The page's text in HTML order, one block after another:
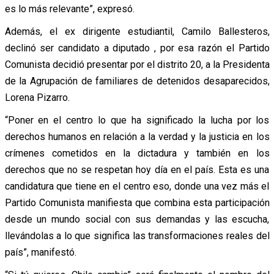
es lo más relevante”, expresó.
Además, el ex dirigente estudiantil, Camilo Ballesteros,
declinó ser candidato a diputado , por esa razón el Partido
Comunista decidió presentar por el distrito 20, a la Presidenta
de la Agrupación de familiares de detenidos desaparecidos,
Lorena Pizarro.
“Poner en el centro lo que ha significado la lucha por los
derechos humanos en relación a la verdad y la justicia en los
crímenes cometidos en la dictadura y también en los
derechos que no se respetan hoy día en el país. Esta es una
candidatura que tiene en el centro eso, donde una vez más el
Partido Comunista manifiesta que combina esta participación
desde un mundo social con sus demandas y las escucha,
llevándolas a lo que significa las transformaciones reales del
país”, manifestó.